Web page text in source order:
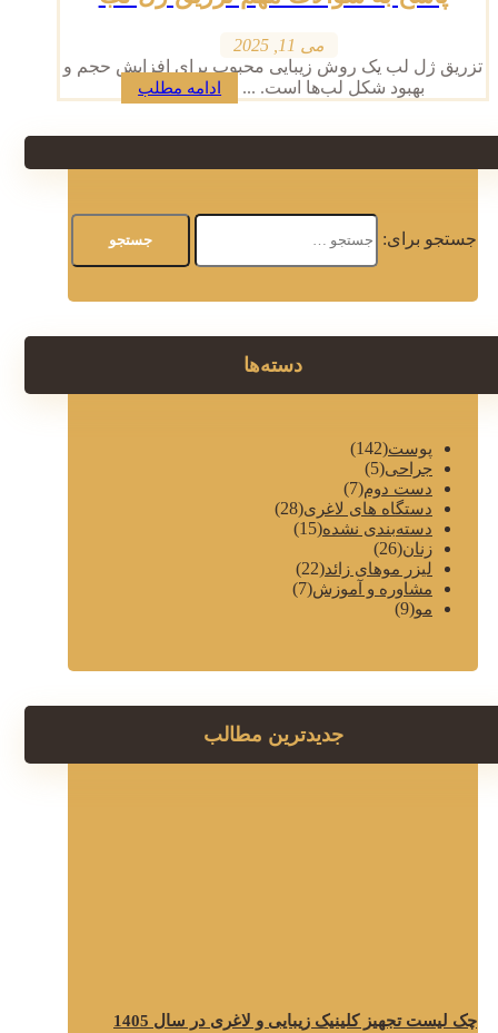
می 11, 2025
تزریق ژل لب یک روش زیبایی محبوب برای افزایش حجم و
بهبود شکل لب‌ها است. ...
ادامه مطلب
جستجو برای:
دسته‌ها
پوست(142)
جراحی(5)
دست دوم(7)
دستگاه های لاغری(28)
دسته‌بندی نشده(15)
زنان(26)
لیزر موهای زائد(22)
مشاوره و آموزش(7)
مو(9)
جدیدترین مطالب
چک لیست تجهیز کلینیک زیبایی و لاغری در سال 1405